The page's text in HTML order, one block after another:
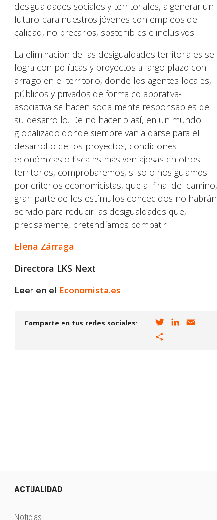
desigualdades sociales y territoriales, a generar un
futuro para nuestros jóvenes con empleos de
calidad, no precarios, sostenibles e inclusivos.
La eliminación de las desigualdades territoriales se
logra con políticas y proyectos a largo plazo con
arraigo en el territorio, donde los agentes locales,
públicos y privados de forma colaborativa-
asociativa se hacen socialmente responsables de
su desarrollo. De no hacerlo así, en un mundo
globalizado donde siempre van a darse para el
desarrollo de los proyectos, condiciones
económicas o fiscales más ventajosas en otros
territorios, comprobaremos, si solo nos guiamos
por criterios economicistas, que al final del camino,
gran parte de los estímulos concedidos no habrán
servido para reducir las desigualdades que,
precisamente, pretendíamos combatir.
Elena Zárraga
Directora LKS Next
Leer en el Economista.es
Comparte en tus redes sociales:
ACTUALIDAD
Noticias